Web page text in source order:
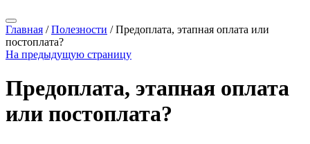
Главная / Полезности / Предоплата, этапная оплата или
постоплата?
На предыдущую страницу
Предоплата, этапная оплата
или постоплата?